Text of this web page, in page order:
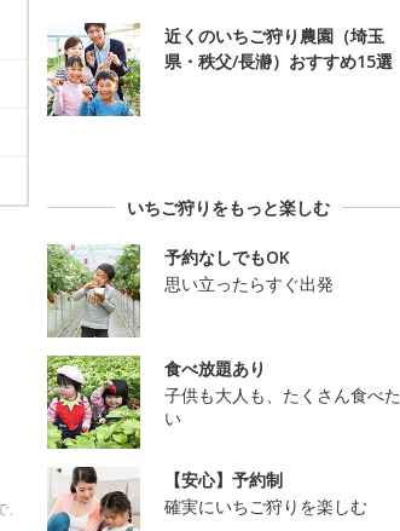
近くのいちご狩り農園（埼玉
県・秩父/長瀞）おすすめ15選
いちご狩りをもっと楽しむ
予約なしでもOK
思い立ったらすぐ出発
食べ放題あり
子供も大人も、たくさん食べた
い
【安心】予約制
確実にいちご狩りを楽しむ